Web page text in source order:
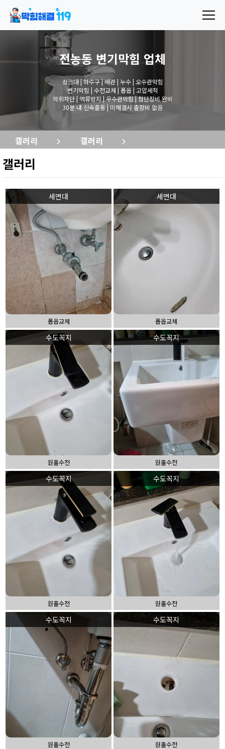
전농동 변기막힘 업체
싱크대 | 하수구 | 배관 | 누수 | 오수관막힘
변기막힘 | 수전교체 | 폽옵 | 고압세척
악취차단 | 역류방지 | 우수관막힘 | 첨단장비 완비
30분 내 신속출동 | 미해결시 출장비 없음
갤러리 갤러리
갤러리
세면대
폽옵교체
세면대
폽옵교체
수도꼭지
원홀수전
수도꼭지
원홀수전
수도꼭지
원홀수전
수도꼭지
원홀수전
수도꼭지
원홀수전
수도꼭지
원홀수전